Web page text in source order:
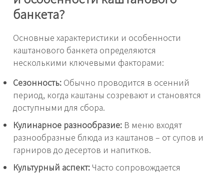
банкета?
Основные характеристики и особенности
каштанового банкета определяются
несколькими ключевыми факторами:
Сезонность: Обычно проводится в осенний
период, когда каштаны созревают и становятся
доступными для сбора.
Кулинарное разнообразие: В меню входят
разнообразные блюда из каштанов – от супов и
гарниров до десертов и напитков.
Культурный аспект: Часто сопровождается